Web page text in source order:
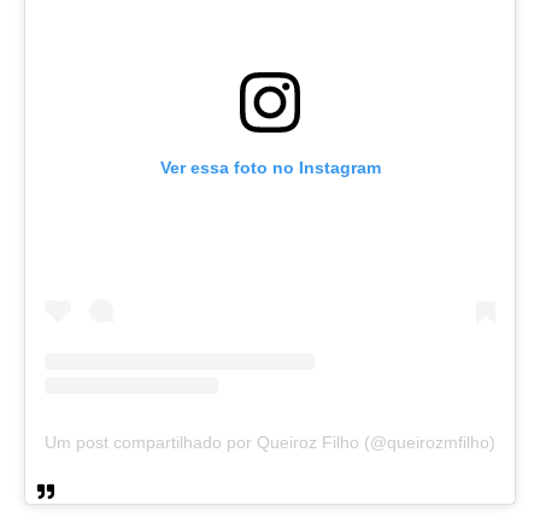
Ver essa foto no Instagram
Um post compartilhado por Queiroz Filho (@queirozmfilho)